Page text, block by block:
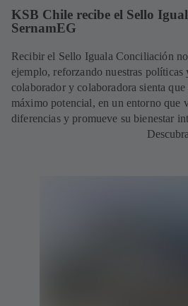
KSB Chile recibe el Sello
SernamEG
Recibir el Sello Iguala Conciliación
ejemplo, reforzando nuestras políticas
colaborador y colaboradora sienta
máximo potencial, en un entorno que
diferencias y promueve su bienestar